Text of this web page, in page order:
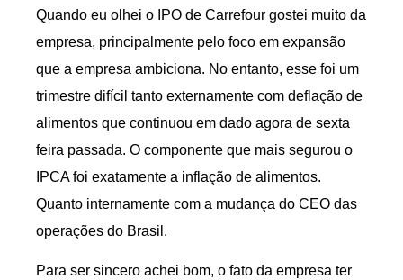
Quando eu olhei o IPO de Carrefour gostei muito da
empresa, principalmente pelo foco em expansão
que a empresa ambiciona. No entanto, esse foi um
trimestre difícil tanto externamente com deflação de
alimentos que continuou em dado agora de sexta
feira passada. O componente que mais segurou o
IPCA foi exatamente a inflação de alimentos.
Quanto internamente com a mudança do CEO das
operações do Brasil.
Para ser sincero achei bom, o fato da empresa ter